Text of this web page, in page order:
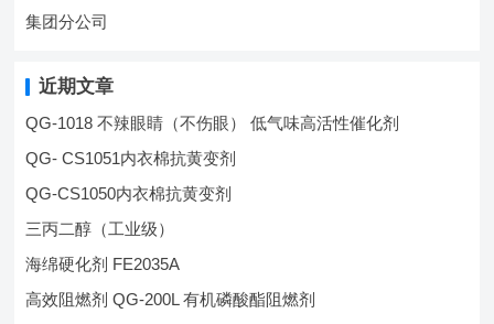
集团分公司
近期文章
QG-1018 不辣眼睛（不伤眼） 低气味高活性催化剂
QG- CS1051内衣棉抗黄变剂
QG-CS1050内衣棉抗黄变剂
三丙二醇（工业级）
海绵硬化剂 FE2035A
高效阻燃剂 QG-200L 有机磷酸酯阻燃剂